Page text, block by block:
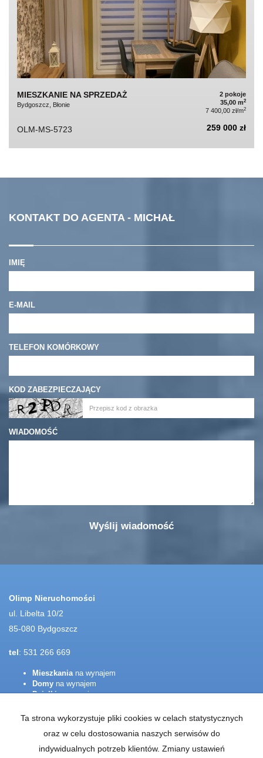
MIESZKANIE NA SPRZEDAŻ
Bydgoszcz, Błonie
2 pokoje
35,00 m2
7 400,00 zł/m2
OLM-MS-5723 259 000 zł
KONTAKT DO AGENTA - MICHAŁ
IMIĘ
E-MAIL
TELEFON KOMÓRKOWY
KOD ZABEZPIECZAJĄCY
WIADOMOŚĆ
Olimp Nieruchomości
ul. Libelta 10/2
85-080 Bydgoszcz
tel: 531 266 669
Mieszkania na wynajem
Domy na wynajem
Działkina wynajem
Halena wynajem
na wynajem
Mieszkania
na sprzedaż
Domy na sprzedaż
Ta strona wykorzystuje pliki cookies w celach statystycznych
oraz w celu dostosowania naszych serwisów do
indywidualnych potrzeb klientów. Zmiany ustawień